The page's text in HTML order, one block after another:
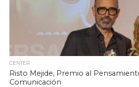
CENTER
Risto Mejide, Premio al
Comunicación